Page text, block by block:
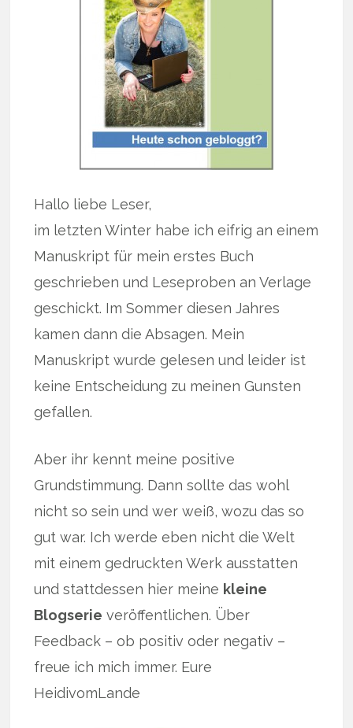
Hallo liebe Leser,
im letzten Winter habe ich eifrig an einem
Manuskript für mein erstes Buch
geschrieben und Leseproben an Verlage
geschickt. Im Sommer diesen Jahres
kamen dann die Absagen. Mein
Manuskript wurde gelesen und leider ist
keine Entscheidung zu meinen Gunsten
gefallen.
Aber ihr kennt meine positive
Grundstimmung. Dann sollte das wohl
nicht so sein und wer weiß, wozu das so
gut war. Ich werde eben nicht die Welt
mit einem gedruckten Werk ausstatten
und stattdessen hier meine kleine
Blogserie veröffentlichen. Über
Feedback – ob positiv oder negativ –
freue ich mich immer. Eure
HeidivomLande